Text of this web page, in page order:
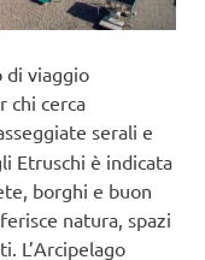
di viaggio
chi cerca
serali e
Etruschi è indicata
borghi e buon
natura, spazi
L’Arcipelago